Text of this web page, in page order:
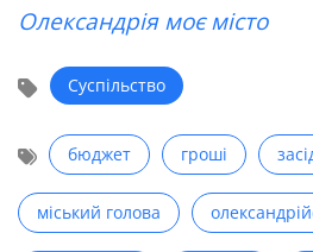
Олександрія моє місто
Суспільство
бюджет гроші
міський голова